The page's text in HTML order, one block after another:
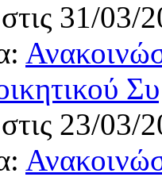
31/03/
23/03/